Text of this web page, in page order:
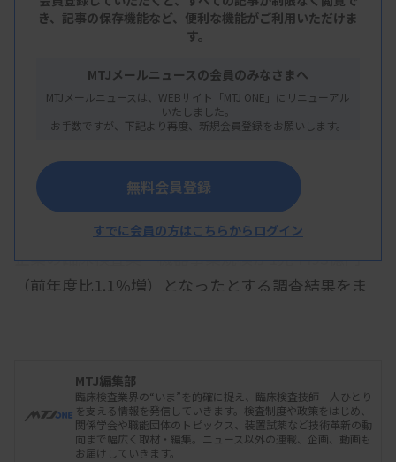
矢野経済研究所は12月3日、2023年度の国内主要
企業の臨床検査薬・機器事業規模が1兆4493億円
（前年度比1.1％増）となったとする調査結果をま
2023年度は、新型コロナウイルス感染症
き、 記事の保存機能など、便利な機能がご利用いただけま
す。
MTJメールニュースの会員のみなさまへ
MTJメールニュースは、WEBサイト「MTJ ONE」にリニューアル
いたしました。
お手数ですが、下記より再度、新規会員登録をお願いします。
無料会員登録
すでに会員の方はこちらからログイン
MTJ編集部
臨床検査業界の“いま”を的確に捉え、臨床検査技師一人ひとり
を支える情報を発信していきます。検査制度や政策をはじめ、
関係学会や職能団体のトピックス、装置試薬など技術革新の動
向まで幅広く取材・編集。ニュース以外の連載、企画、動画も
お届けしていきます。